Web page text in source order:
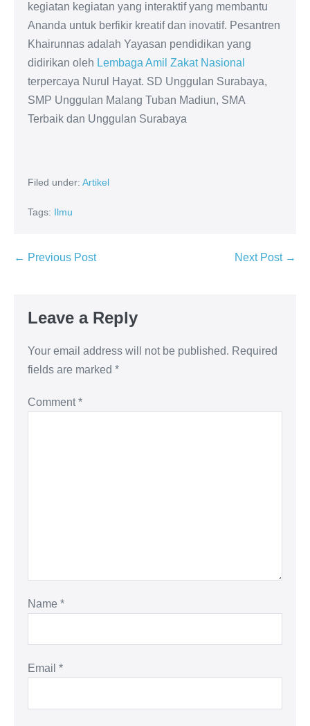
kegiatan kegiatan yang interaktif yang membantu
Ananda untuk berfikir kreatif dan inovatif. Pesantren
Khairunnas adalah Yayasan pendidikan yang
didirikan oleh Lembaga Amil Zakat Nasional
terpercaya Nurul Hayat. SD Unggulan Surabaya,
SMP Unggulan Malang Tuban Madiun, SMA
Terbaik dan Unggulan Surabaya
Filed under: Artikel
Tags: Ilmu
← Previous Post Next Post →
Leave a Reply
Your email address will not be published. Required
fields are marked *
Comment*
Name *
Email *